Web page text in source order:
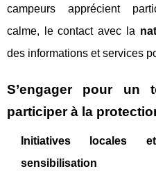
campeurs apprécient
calme, le contact avec la
des informations et services
S’engager pour un
participer à la
Initiatives locales
sensibilisation